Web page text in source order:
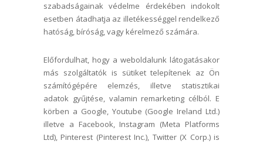
szabadságainak védelme érdekében indokolt
esetben átadhatja az illetékességgel rendelkező
hatóság, bíróság, vagy kérelmező számára.
Előfordulhat, hogy a weboldalunk látogatásakor
más szolgáltatók is sütiket telepítenek az Ön
számítógépére elemzés, illetve statisztikai
adatok gyűjtése, valamin remarketing célból. E
körben a Google, Youtube (Google Ireland Ltd.)
illetve a Facebook, Instagram (Meta Platforms
Ltd), Pinterest (Pinterest Inc.), Twitter (X Corp.) is